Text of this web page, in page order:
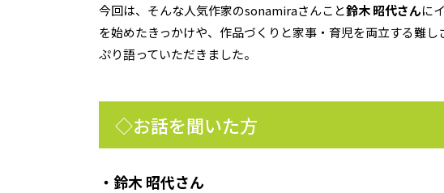
今回は、そんな人気作家のsonamiraさんこと鈴木 昭代さんに
を始めたきっかけや、作品づくりと家事・育児を両立する難
ぷり語っていただきました。
◇お話を聞いた方
・鈴木 昭代さん